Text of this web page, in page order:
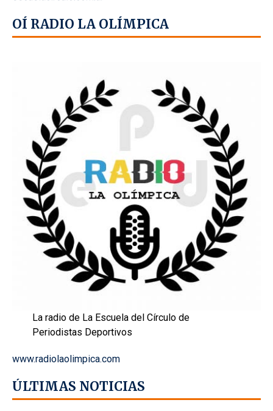
OÍ RADIO LA OLÍMPICA
La radio de La Escuela del Círculo de
Periodistas Deportivos
www.radiolaolimpica.com
ÚLTIMAS NOTICIAS